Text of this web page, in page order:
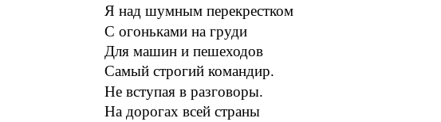
Я над шумным перекрестком
С огоньками на груди
Для машин и пешеходов
Самый строгий командир.
Не вступая в разговоры.
На дорогах всей страны